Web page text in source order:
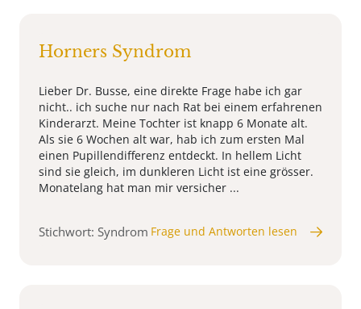
Horners Syndrom
Lieber Dr. Busse, eine direkte Frage habe ich gar
nicht.. ich suche nur nach Rat bei einem erfahrenen
Kinderarzt. Meine Tochter ist knapp 6 Monate alt.
Als sie 6 Wochen alt war, hab ich zum ersten Mal
einen Pupillendifferenz entdeckt. In hellem Licht
sind sie gleich, im dunkleren Licht ist eine grösser.
Monatelang hat man mir versicher ...
Stichwort: Syndrom Frage und Antworten lesen